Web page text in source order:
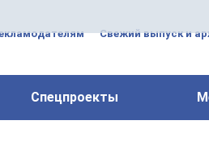
восстановлением,
на нефтегазовых,
Свежий выпуск и
Спецпроекты